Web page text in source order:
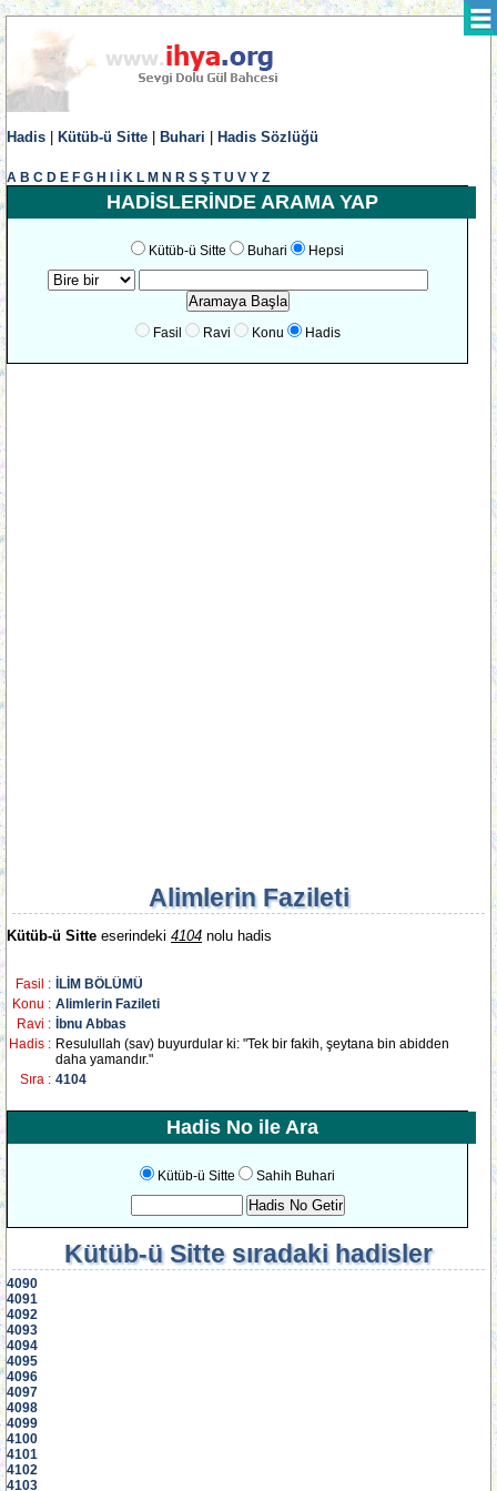
Hadis Kütüb-ü Sitte Buhari Hadis Sözlüğü
A B C D E F G H K L M N R S Ş T U V Y Z
HADİSLERİNDE ARAMA YAP
Kütüb-ü Sitte Buhari Hepsi
Fasil Ravi Konu Hadis
Alimlerin Fazileti
Kütüb-ü Sitte eserindeki 4104 nolu hadis
Fasil :
İLİM BÖLÜMÜ
Konu : Alimlerin Fazileti
Ravi :
İbnu Abbas
Hadis : Resulullah (sav) buyurdular ki: "Tek bir fakih, şeytana bin abidden
daha yamandır."
Sıra : 4104
Hadis No ile Ara
Kütüb-ü Sitte Sahih Buhari
Kütüb-ü Sittesıradaki hadisler
4090
4091
4092
4093
4094
4095
4096
4097
4098
4099
4100
4101
4102
4103